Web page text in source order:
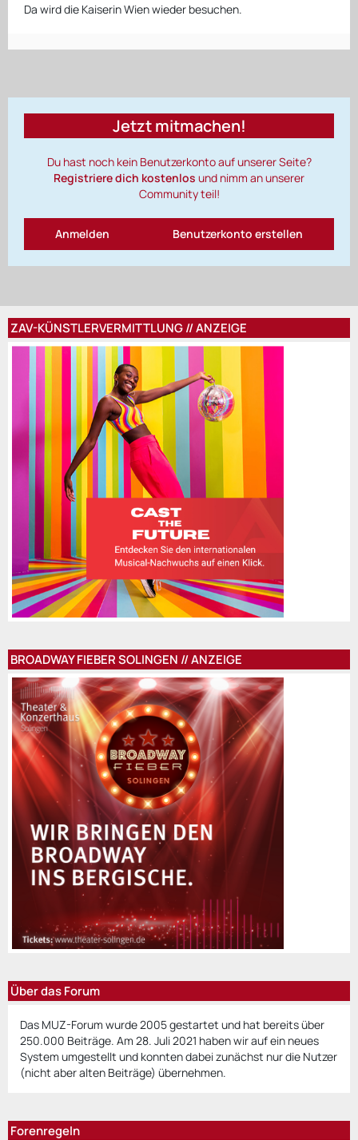
Da wird die Kaiserin Wien wieder besuchen.
Jetzt mitmachen!
Du hast noch kein Benutzerkonto auf unserer Seite?
Registriere dich kostenlos und nimm an unserer
Community teil!
Benutzerkonto erstellen
Anmelden
ZAV-KÜNSTLERVERMITTLUNG // ANZEIGE
BROADWAY FIEBER SOLINGEN // ANZEIGE
Über das Forum
Das MUZ-Forum wurde 2005 gestartet und hat bereits über
250.000 Beiträge. Am 28. Juli 2021 haben wir auf ein neues
System umgestellt und konnten dabei zunächst nur die Nutzer
(nicht aber alten Beiträge) übernehmen.
Forenregeln